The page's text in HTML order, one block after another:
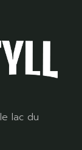
lac du